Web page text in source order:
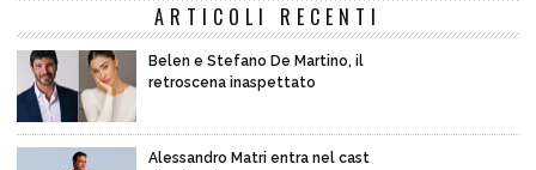
ARTICOLI RECENTI
Belen e Stefano De Martino, il
retroscena inaspettato
Alessandro Matri entra nel cast